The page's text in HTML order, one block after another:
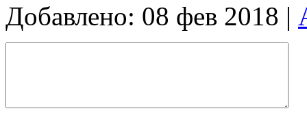
Добавлено: 08 фев 2018 |